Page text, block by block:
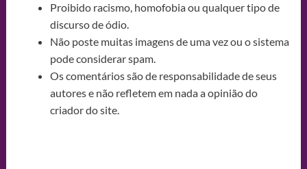
Proibido racismo, homofobia ou qualquer tipo de
discurso de ódio.
Não poste muitas imagens de uma vez ou o sistema
pode considerar spam.
Os comentários são de responsabilidade de seus
autores e não refletem em nada a opinião do
criador do site.